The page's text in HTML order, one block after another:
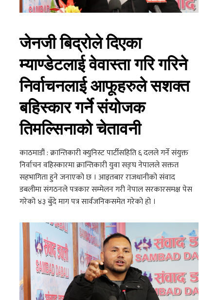
जेनजी बिद्रोले दिएका
म्याण्डेटलाई वेवास्ता गरि गरिने
निर्वाचनलाई आफूहरुले सशक्त
बहिस्कार गर्ने संयोजक
तिमल्सिनाको चेतावनी
काठमाडौं : क्रान्तिकारी क्युनिस्ट पार्टीसहिति ६ दलले गर्ने संयुक्त
निर्वाचन वहिस्कारमा क्रान्तिकारी युवा सङ्घ नेपालले सक्तत
सहभागिता हुने जनाएको छ । आइतबार राजधानीको संवाद
डबलीमा संगठनले पत्रकार सम्मेलन गरी नेपाल सरकारसमक्ष पेस
गरेको ४३ बुँदे माग पत्र सार्वजनिकसमेत गरेको हो ।